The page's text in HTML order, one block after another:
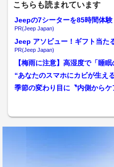
こちらも読まれています
Jeepの7シーターを85時間体験
PR(Jeep Japan)
Jeep アソビュー！ギフト当た
PR(Jeep Japan)
【梅雨に注意】高湿度で「睡
ますぐできる解消法は？...
“あなたのスマホにカビが生え
「温度・湿度・身近な汚...
季節の変わり目に〝内側から